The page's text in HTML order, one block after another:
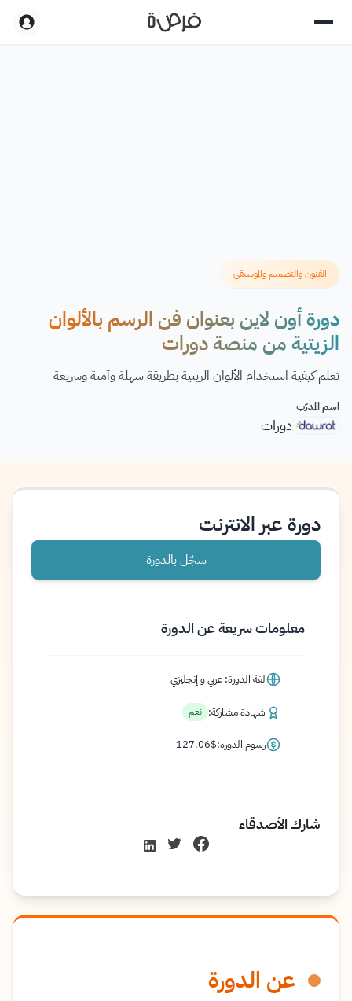
الفنون والتصميم والموسيقى
دورة أون لاين بعنوان فن الرسم بالألوان
الزيتية من منصة دورات
تعلم كيفية استخدام الألوان الزيتية بطريقة سهلة وآمنة وسريعة
اسم المدرّب
دورات
عن الدورة
دورة عبر الانترنت
سجّل بالدورة
معلومات سريعة عن الدورة
لغة الدورة: عربي و إنجليزي
شهادة مشاركة: نعم
رسوم الدورة: 127.06$
شارك الأصدقاء